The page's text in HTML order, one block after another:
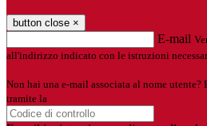
button close ×
E-mail
all'indirizzo indicato con le istruzioni
Non hai una e-mail associata al nome utente?
tramite la